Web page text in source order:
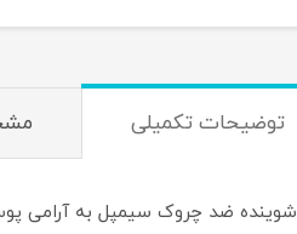
توضیحات تکمیلی
شوینده ضد چروک سیمپل به آرامی